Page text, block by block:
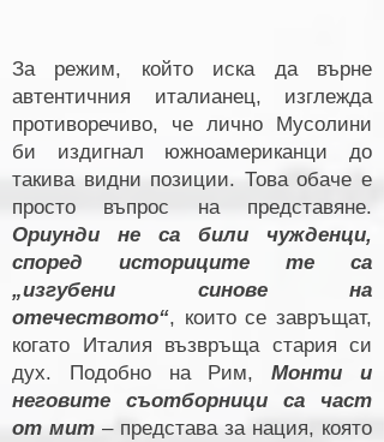
За режим, който иска да върне
автентичния италианец, изглежда
противоречиво, че лично Мусолини
би издигнал южноамериканци до
такива видни позиции. Това обаче е
просто въпрос на представяне.
Ориунди не са били чужденци,
според историците те са
„изгубени синове на
отечеството“, които се завръщат,
когато Италия възвръща стария си
дух. Подобно на Рим,Монти и
неговите съотборници са част
от мит – представа за нация, която